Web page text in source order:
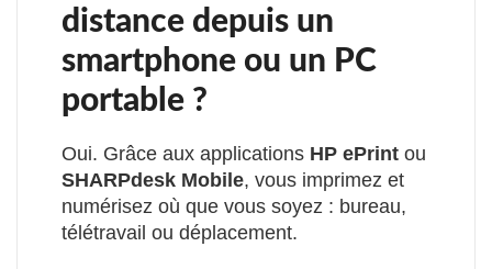
distance depuis un
smartphone ou un PC
portable ?
Oui. Grâce aux applications HP ePrint ou
SHARPdesk Mobile, vous imprimez et
numérisez où que vous soyez : bureau,
télétravail ou déplacement.